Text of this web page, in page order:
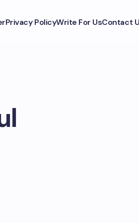
Privacy PolicyWrite For UsContact